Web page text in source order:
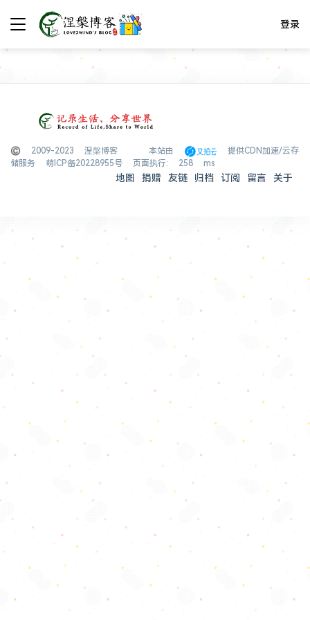
登录
© 2009-2023 涅槃博客 本站由
提供CDN加速/云存
储服务
萌ICP备20228955号 页面执行: 258 ms
地图 捐赠 友链 归档 订阅 留言 关于